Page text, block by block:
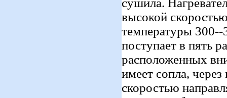
высокой
температуры 300--
поступает в пять
расположенных
имеет сопла,
скоростью